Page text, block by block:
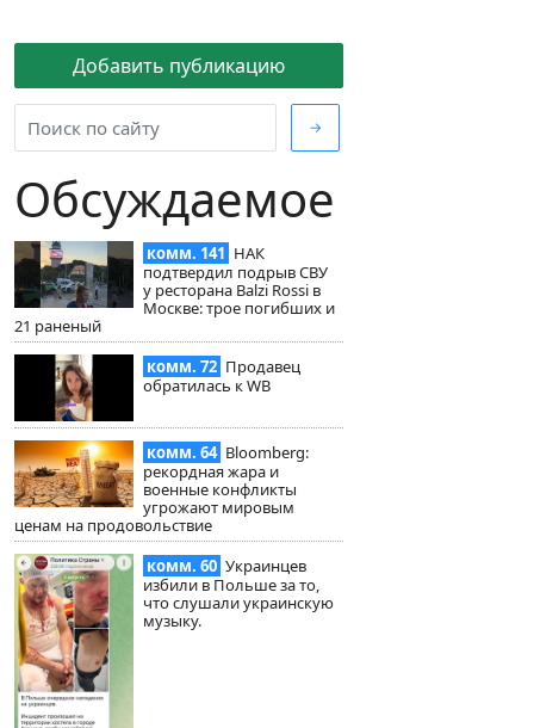
Добавить публикацию
→
Обсуждаемое
комм. 141 НАК
подтвердил подрыв СВУ
у ресторана Balzi Rossi в
Москве: трое погибших и
21 раненый
комм. 72 Продавец
обратилась к WB
комм. 64 Bloomberg:
рекордная жара и
военные конфликты
угрожают мировым
ценам на продовольствие
комм. 60 Украинцев
избили в Польше за то,
что слушали украинскую
музыку.